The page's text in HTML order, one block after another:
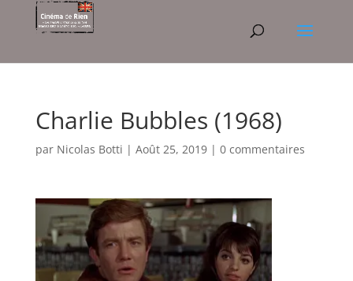
Charlie Bubbles (1968)
par Nicolas Botti | Août 25, 2019| 0 commentaires